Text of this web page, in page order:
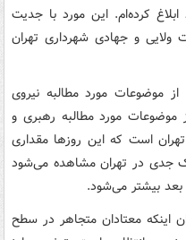
ابلاغ کرده‌ام. این مورد با جدیت
ولایی و جهادی شهرداری تهران
موضوعات مورد مطالبه نیروی
موضوعات مورد مطالبه رهبری و
است که این روزها مقداری
جدی در تهران مشاهده می‌شود
اینکه معتادان متجاهر در سطح